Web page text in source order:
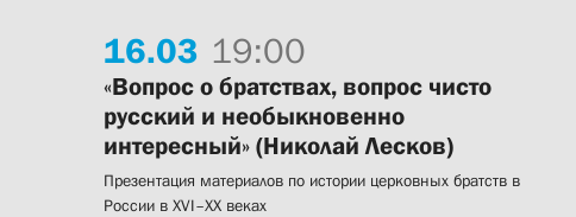
16.03 19:00
«Вопрос о братствах, вопрос чисто
русский и необыкновенно
интересный» (Николай Лесков)
Презентация материалов по истории церковных братств в
России в XVI–XX веках